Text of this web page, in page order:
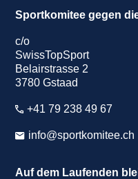
Sportkomitee gegen
c/o
SwissTopSport
Belairstrasse 2
3780 Gstaad
+41 79 238 49 67
info@sportkomitee.ch
Auf dem Laufenden